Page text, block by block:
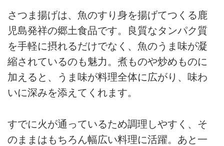
さつま揚げは、魚のすり身を揚げてつくる鹿
児島発祥の郷土食品です。良質なタンパク質
を手軽に摂れるだけでなく、魚のうま味が凝
縮されているのも魅力。煮ものや炒めものに
加えると、うま味が料理全体に広がり、味わ
いに深みを添えてくれます。
すでに火が通っているため調理しやすく、そ
のままはもちろん幅広い料理に活躍。あと一